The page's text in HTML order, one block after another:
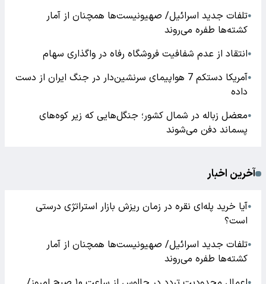
●تلفات جدید اسرائیل/ صهیونیست‌ها همچنان از آمار
کشته‌ها طفره می‌روند
●انتقاد از عدم شفافیت فروشگاه رفاه در واگذاری سهام
●
آمریکا دستکم 7 هواپیمای سرنشین‌دار در جنگ ایران از دست
داده
●معضل زباله در شمال کشور؛ جنگل‌هایی که زیر کوه‌های
پسماند دفن می‌شوند
آخرین اخبار
●آیا خرید پله‌ای نقره در زمان ریزش بازار استراتژی درستی
است؟
●تلفات جدید اسرائیل/ صهیونیست‌ها همچنان از آمار
کشته‌ها طفره می‌روند